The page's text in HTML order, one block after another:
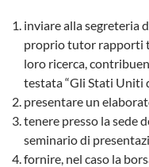
inviare alla segreteria
proprio tutor rapporti
loro ricerca,
testata “Gli Stati Uniti
presentare un
tenere presso la sede
seminario di
fornire, nel caso la